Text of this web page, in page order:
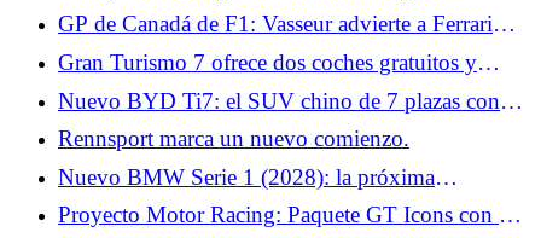
GP de Canadá de F1: Vasseur advierte a Ferrari
sobre las frenadas y el clima este fin de semana
Gran Turismo 7 ofrece dos coches gratuitos y
exclusivos.
Nuevo BYD Ti7: el SUV chino de 7 plazas con
aspecto 4x4 que apunta al Land Rover Defender
Rennsport marca un nuevo comienzo.
Nuevo BMW Serie 1 (2028): la próxima
generación podría deparar muchas sorpresas
Proyecto Motor Racing: Paquete GT Icons con 9